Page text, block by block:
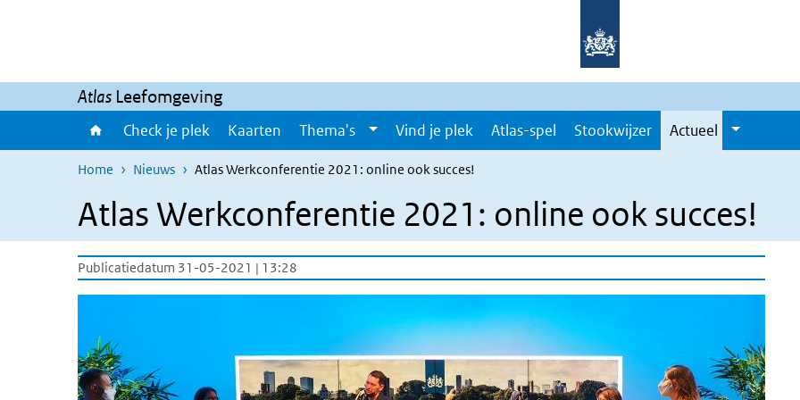
Atlas Leefomgeving
Check je plek Kaarten Thema's Vind je plek Atlas-spel Stookwijzer Actueel
Home Nieuws Atlas Werkconferentie 2021: online ook succes!
Atlas Werkconferentie 2021: online ook succes!
Publicatiedatum 31-05-2021 | 13:28